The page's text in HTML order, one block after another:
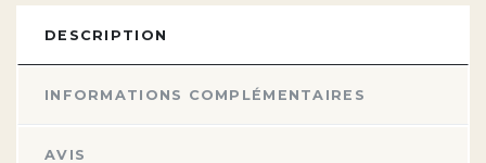
DESCRIPTION
INFORMATIONS COMPLÉMENTAIRES
AVIS